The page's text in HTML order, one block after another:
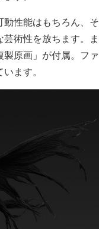
性能はもちろん、そ
術性を放ちます。ま
原画」が付属。ファ
ます。